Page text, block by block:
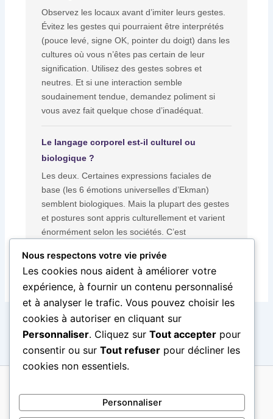
Observez les locaux avant d’imiter leurs gestes.
Évitez les gestes qui pourraient être interprétés
(pouce levé, signe OK, pointer du doigt) dans les
cultures où vous n’êtes pas certain de leur
signification. Utilisez des gestes sobres et
neutres. Et si une interaction semble
soudainement tendue, demandez poliment si
vous avez fait quelque chose d’inadéquat.
Le langage corporel est-il culturel ou
biologique ?
Les deux. Certaines expressions faciales de
base (les 6 émotions universelles d’Ekman)
semblent biologiques. Mais la plupart des gestes
et postures sont appris culturellement et varient
énormément selon les sociétés. C’est
PRÉCÉDENT
Copyright © 2026 Regards Interculturels
Nous respectons votre vie privée
Les cookies nous aident à améliorer votre
expérience, à fournir un contenu personnalisé
et à analyser le trafic. Vous pouvez choisir les
cookies à autoriser en cliquant sur
Personnaliser. Cliquez sur Tout accepter pour
consentir ou sur Tout refuser pour décliner les
cookies non essentiels.
Personnaliser